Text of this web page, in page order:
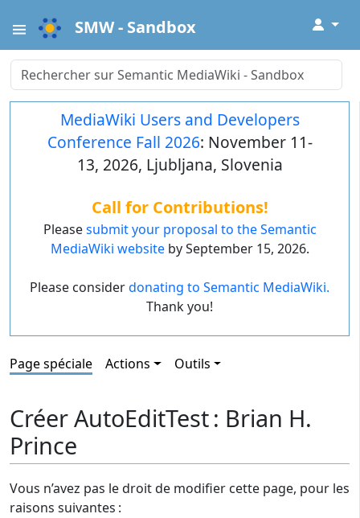
SMW - Sandbox ↓
MediaWiki Users and Developers
Conference Fall 2026: November 11-
13, 2026, Ljubljana, Slovenia
Call for Contributions!
Pleasesubmit your proposal to the Semantic
MediaWiki websiteby September 15, 2026.
Please considerdonating to Semantic MediaWiki.
Thank you!
Page spéciale Actions Outils
Créer AutoEditTest : Brian H.
Prince
Vous n’avez pas le droit de modifier cette page, pour les
raisons suivantes :